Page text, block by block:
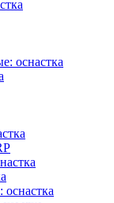
оснастка